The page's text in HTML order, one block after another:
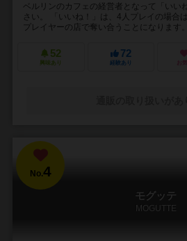
ベルリンのカフェの経営者となって「いい
さい。 「いいね！」は、4人プレイの場合
プレイヤーの店で奪い合うことになります
52
興味あり
72
経験あり お
No.4
モグッテ
MOGUTTE